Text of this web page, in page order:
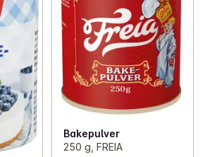
Bakepulver
250 g, FREIA